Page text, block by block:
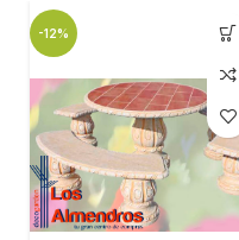
-12%